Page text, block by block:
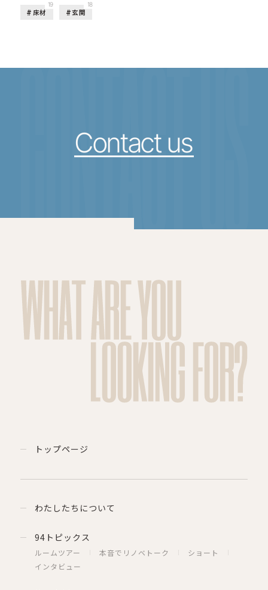
床材
19
玄関
18
CONTACT US
Contact us
WHAT ARE YOU
LOOKING FOR?
トップページ
わたしたちについて
94トピックス
ルームツアー 本音でリノベトーク
ショート
インタビュー